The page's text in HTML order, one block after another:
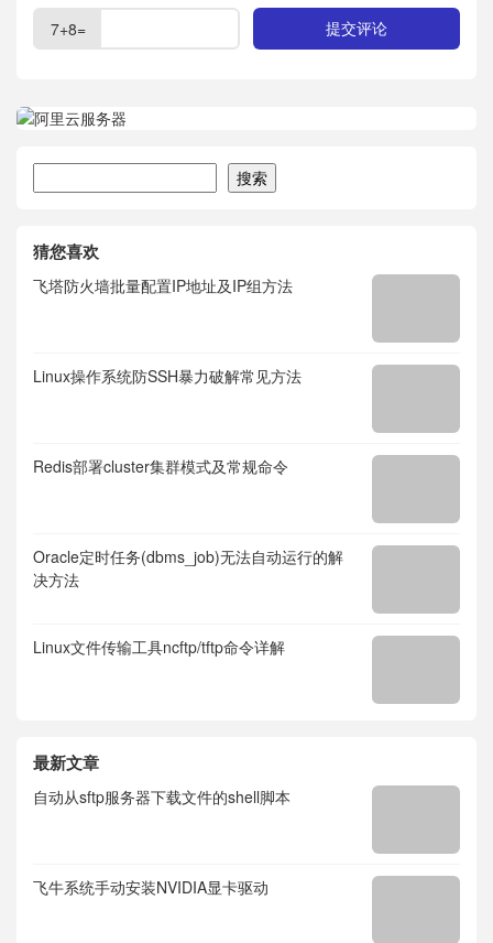
7+8=
搜索
猜您喜欢
飞塔防火墙批量配置IP地址及IP组方法
Linux操作系统防SSH暴力破解常见方法
Redis部署cluster集群模式及常规命令
Oracle定时任务(dbms_job)无法自动运行的解
决方法
Linux文件传输工具ncftp/tftp命令详解
最新文章
自动从sftp服务器下载文件的shell脚本
飞牛系统手动安装NVIDIA显卡驱动